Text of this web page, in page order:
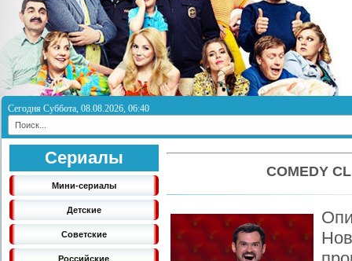
Сегодня Суббота, 08.08.2026, 06:40
Сериалы
Мини-сериалы
Детские
Советские
Российские
COMEDY